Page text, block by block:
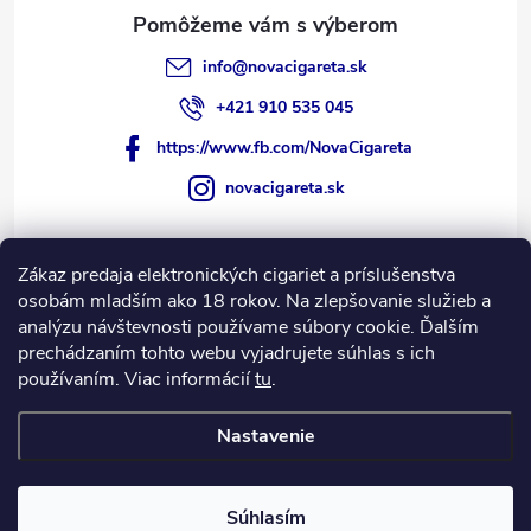
Zákaz predaja elektronických cigariet a príslušenstva
osobám mladším ako 18 rokov. Na zlepšovanie služieb a
analýzu návštevnosti používame súbory cookie. Ďalším
prechádzaním tohto webu vyjadrujete súhlas s ich
používaním. Viac informáciítu.
Nastavenie
Súhlasím
Informácie pre vás
Nákupný košík
info@novacigareta.sk
+421 910 535 045
https://www.fb.com/NovaCigareta
novacigareta.sk